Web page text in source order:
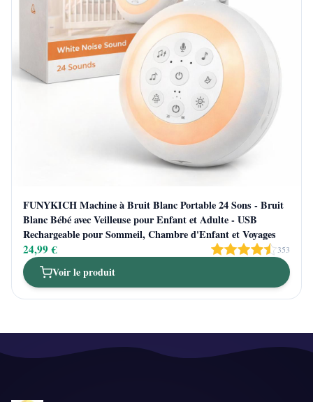
FUNYKICH Machine à Bruit Blanc Portable 24 Sons - Bruit
Blanc Bébé avec Veilleuse pour Enfant et Adulte - USB
Rechargeable pour Sommeil, Chambre d'Enfant et Voyages
24,99 € 353
Voir le produit